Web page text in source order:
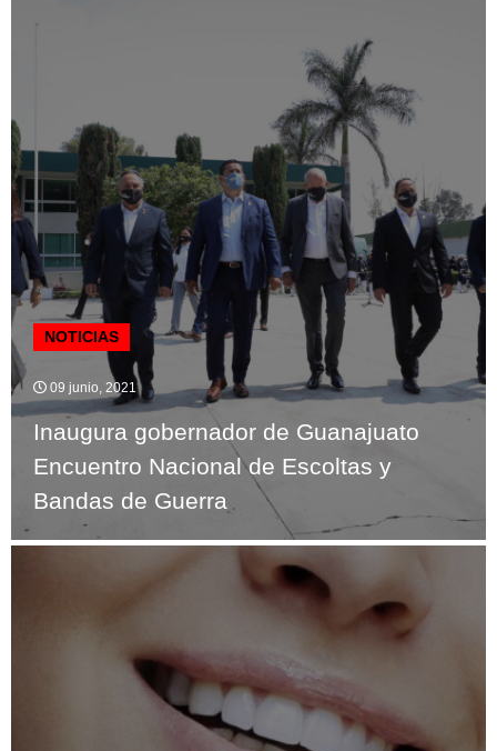
NOTICIAS
09 junio, 2021
Inaugura gobernador de Guanajuato
Encuentro Nacional de Escoltas y
Bandas de Guerra